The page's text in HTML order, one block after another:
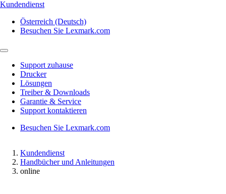
Kundendienst
Österreich (Deutsch)
Besuchen Sie Lexmark.com
Support zuhause
Drucker
Lösungen
Treiber & Downloads
Garantie & Service
Support kontaktieren
Besuchen Sie Lexmark.com
Kundendienst
Handbücher und Anleitungen
online